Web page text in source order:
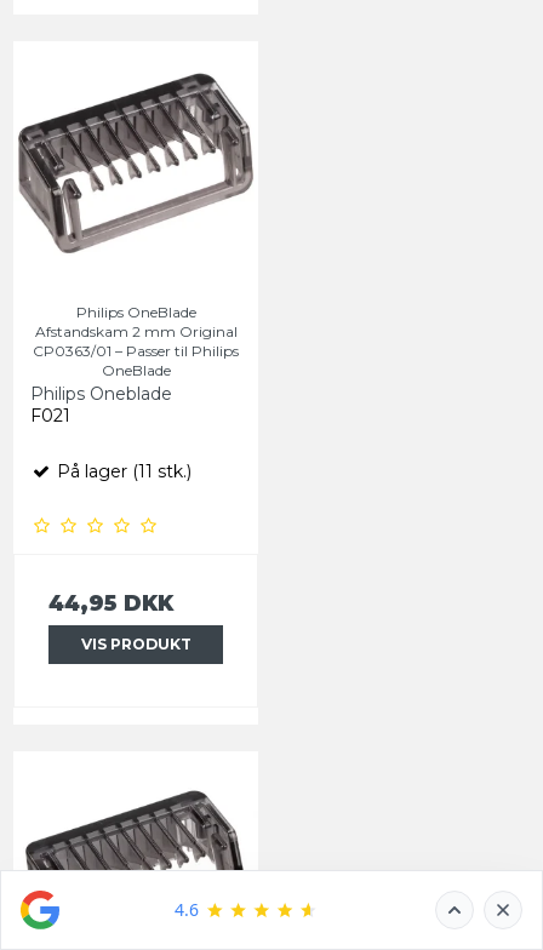
Philips OneBlade
Afstandskam 2 mm Original
CP0363/01 – Passer til Philips
OneBlade
Philips Oneblade
F021
På lager (11 stk.)
44,95 DKK
VIS PRODUKT